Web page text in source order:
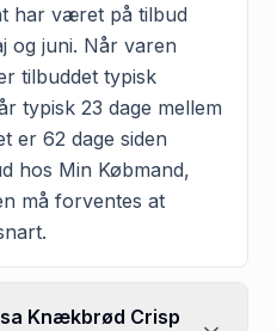
har været på tilbud
og juni. Når varen
tilbuddet typisk
typisk 23 dage mellem
er 62 dage siden
hos Min Købmand,
må forventes at
Knækbrød Crisp